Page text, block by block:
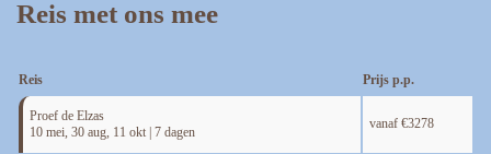
Reis met ons mee
Reis Prijs p.p.
Proef de Elzas
10 mei, 30 aug, 11 okt | 7 dagen
vanaf €3278